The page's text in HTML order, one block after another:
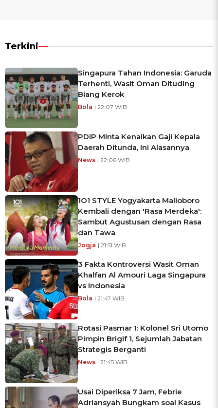
Terkini
Singapura Tahan Indonesia: Garuda
Terhenti, Wasit Oman Dituding
Biang Kerok
Bola | 22:07 WIB
PDIP Minta Kenaikan Gaji Kepala
Daerah Ditunda, Ini Alasannya
News | 22:06 WIB
1O1 STYLE Yogyakarta Malioboro
Kembali dengan 'Rasa Merdeka':
Sambut Agustusan dengan Rasa
dan Tawa
Jogja | 21:51 WIB
3 Fakta Kontroversi Wasit Oman
Khalfan Al Amouri Laga Singapura
vs Indonesia
Bola | 21:47 WIB
Rotasi Pasmar 1: Kolonel Sri Utomo
Pimpin Brigif 1, Sejumlah Jabatan
Strategis Berganti
News | 21:45 WIB
Usai Diperiksa 7 Jam, Febrie
Adriansyah Bungkam soal Kasus